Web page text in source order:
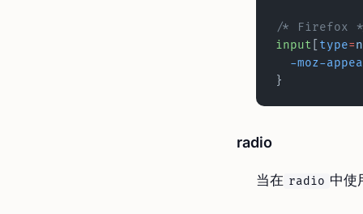
/* Firefox
input
type=
-moz-
}
radio
当在 radio 中使